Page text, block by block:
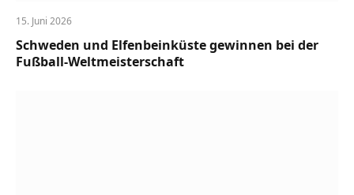
15. Juni 2026
Schweden und Elfenbeinküste gewinnen bei der
Fußball-Weltmeisterschaft